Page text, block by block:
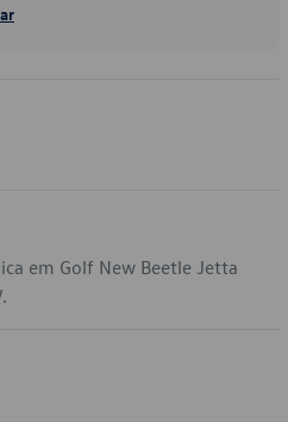
em Golf New Beetle Jetta